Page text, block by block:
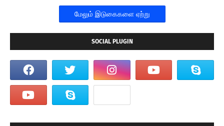
மேலும் இடுகைகளை ஏற்று
SOCIAL PLUGIN